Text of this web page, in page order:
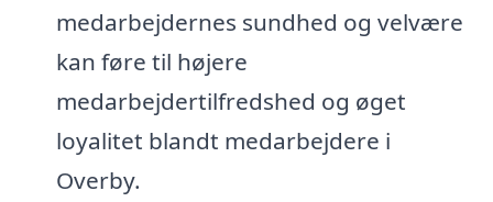
medarbejdernes sundhed og velvære
kan føre til højere
medarbejdertilfredshed og øget
loyalitet blandt medarbejdere i
Overby.